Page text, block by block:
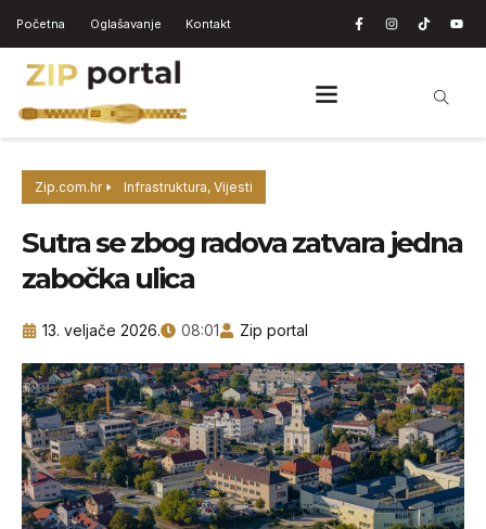
Početna Oglašavanje Kontakt
Zip.com.hr Infrastruktura, Vijesti
Sutra se zbog radova zatvara jedna
zabočka ulica
13. veljače 2026. 08:01 Zip portal